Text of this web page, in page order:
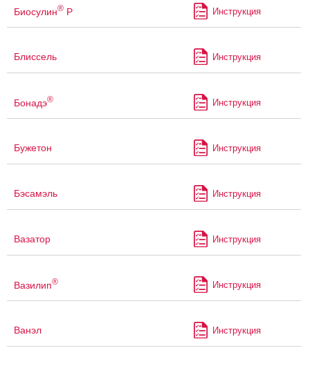
Биосулин® Р Инструкция
Блиссель Инструкция
Бонадэ® Инструкция
Бужетон Инструкция
Бэсамэль Инструкция
Вазатор Инструкция
Вазилип® Инструкция
Ванэл Инструкция